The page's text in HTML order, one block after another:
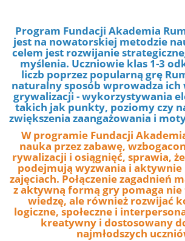
Program Fundacji Akademia
jest na nowatorskiej metodzie
celem jest rozwijanie
myślenia. Uczniowie klas 1-3
liczb poprzez popularną grę
naturalny sposób wprowadza ich
grywalizacji - wykorzystywania
takich jak punkty, poziomy czy
zwiększenia zaangażowania i
W programie Fundacji
nauka przez zabawę,
rywalizacji i osiągnięć, sprawia,
podejmują wyzwania i aktywnie
zajęciach. Połączenie zagadnień
z aktywną formą gry pomaga
wiedzę, ale również rozwijać
logiczne, społeczne i
kreatywny i dostosowany
najmłodszych